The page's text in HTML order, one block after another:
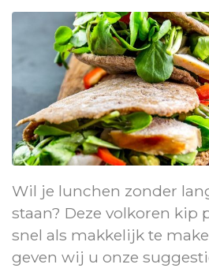
Wil je lunchen zonder
staan? Deze volkoren kip
snel als makkelijk te
geven wij u onze